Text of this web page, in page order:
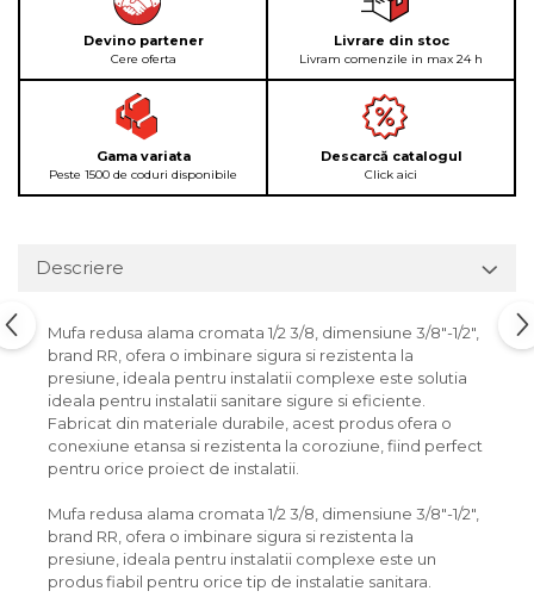
Devino partener
Cere oferta
Livrare din stoc
Livram comenzile in max 24 h
Gama variata
Peste 1500 de coduri disponibile
Descarcă catalogul
Click aici
Descriere
Mufa redusa alama cromata 1/2 3/8, dimensiune 3/8"-1/2",
brand RR, ofera o imbinare sigura si rezistenta la
presiune, ideala pentru instalatii complexe este solutia
ideala pentru instalatii sanitare sigure si eficiente.
Fabricat din materiale durabile, acest produs ofera o
conexiune etansa si rezistenta la coroziune, fiind perfect
pentru orice proiect de instalatii.
Mufa redusa alama cromata 1/2 3/8, dimensiune 3/8"-1/2",
brand RR, ofera o imbinare sigura si rezistenta la
presiune, ideala pentru instalatii complexe este un
produs fiabil pentru orice tip de instalatie sanitara.